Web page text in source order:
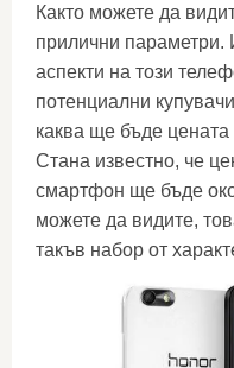
Както можете да
прилични параметри.
аспекти на този
потенциални
каква ще бъде
Стана известно, че
смартфон ще бъде
можете да видите,
такъв набор от